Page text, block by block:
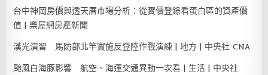
台中神岡房價與透天厝市場分析：從實價登錄看蛋白區的資產價
值 | 樂屋網房產新聞
漢光演習 馬防部北竿實施反登陸作戰演練 | 地方 | 中央社 CNA
颱風白海豚影響 航空、海運交通異動一次看 | 生活 | 中央社